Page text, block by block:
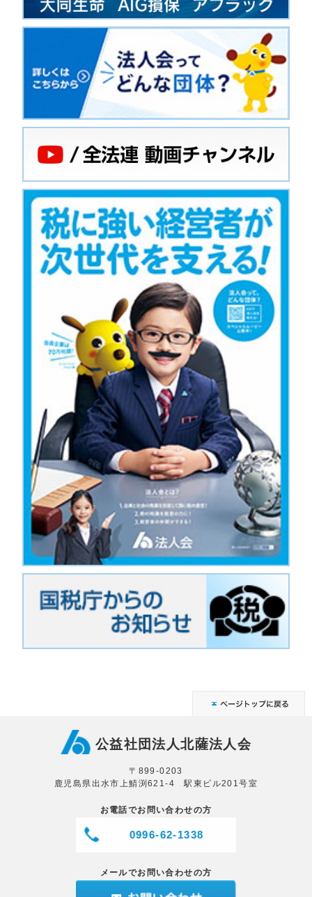
公益社団法人北薩法人会
〒899-0203
鹿児島県出水市上鯖渕621-4 駅東ビル201号室
お電話でお問い合わせの方
0996-62-1338
メールでお問い合わせの方